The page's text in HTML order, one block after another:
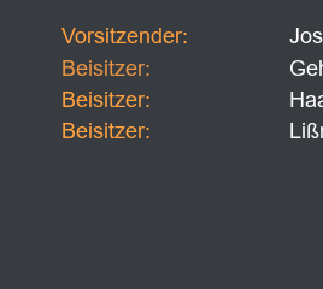
Vorsitzender:
Beisitzer:
Beisitzer:
Beisitzer: